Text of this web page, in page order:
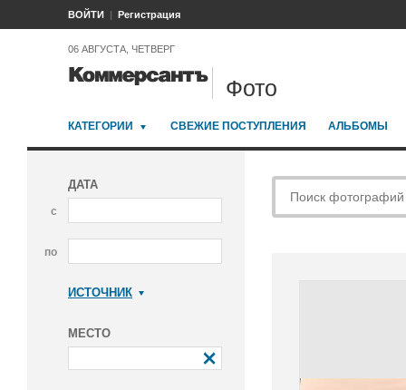
ВОЙТИ Регистрация
06 АВГУСТА, ЧЕТВЕРГ
Фото
КАТЕГОРИИ СВЕЖИЕ ПОСТУПЛЕНИЯ АЛЬБОМЫ
ДАТА
с
по
ИСТОЧНИК
МЕСТО